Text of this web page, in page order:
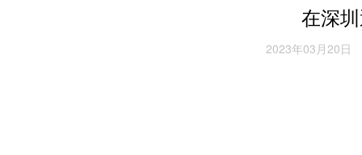
在深
2023年03月20日